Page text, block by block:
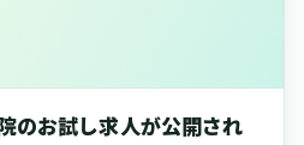
のお試し求人が公開され